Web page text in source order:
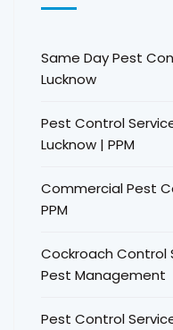
Same Day Pest
Lucknow
Pest Control
Lucknow | PPM
Commercial Pest
PPM
Cockroach Control
Pest Management
Pest Control